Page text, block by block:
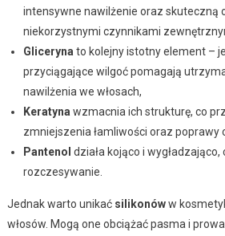
intensywne nawilżenie oraz skuteczną
niekorzystnymi czynnikami
Gliceryna to kolejny istotny element –
przyciągające wilgoć pomagają
nawilżenia we włosach,
Keratyna wzmacnia ich strukturę, co
zmniejszenia łamliwości oraz poprawy
Pantenol działa kojąco i
rozczesywanie.
Jednak warto unikać silikonóww
włosów. Mogą one obciążać pasma i